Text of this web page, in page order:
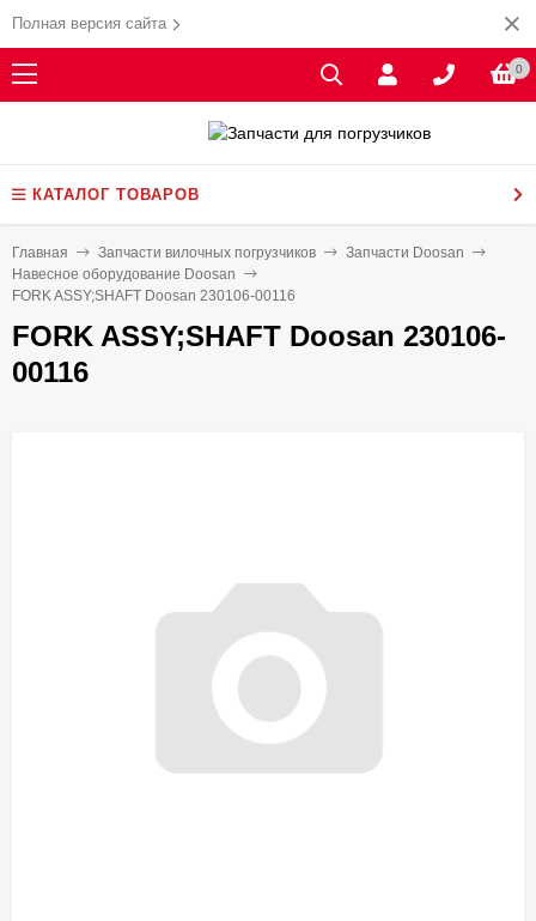
Полная версия сайта
0
КАТАЛОГ ТОВАРОВ
Главная Запчасти вилочных погрузчиков
Запчасти Doosan
Навесное оборудование Doosan
FORK ASSY;SHAFT Doosan 230106-00116
FORK ASSY;SHAFT Doosan 230106-
00116